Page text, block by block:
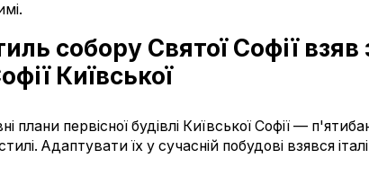
собору Святої Софії взяв
Київської
первісної будівлі Київської Софії —
Адаптувати їх у сучасній побудові взявся